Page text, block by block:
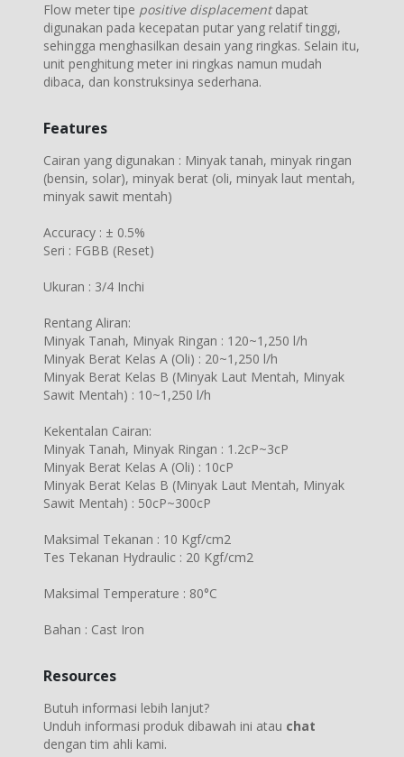
Flow meter tipe positive displacementdapat
digunakan pada kecepatan putar yang relatif tinggi,
sehingga menghasilkan desain yang ringkas. Selain itu,
unit penghitung meter ini ringkas namun mudah
dibaca, dan konstruksinya sederhana.
Features
Cairan yang digunakan : Minyak tanah, minyak ringan
(bensin, solar), minyak berat (oli, minyak laut mentah,
minyak sawit mentah)
Accuracy : ± 0.5%
Seri : FGBB (Reset)
Ukuran : 3/4 Inchi
Rentang Aliran:
Minyak Tanah, Minyak Ringan : 120~1,250 l/h
Minyak Berat Kelas A (Oli) : 20~1,250 l/h
Minyak Berat Kelas B (Minyak Laut Mentah, Minyak
Sawit Mentah) : 10~1,250 l/h
Kekentalan Cairan:
Minyak Tanah, Minyak Ringan : 1.2cP~3cP
Minyak Berat Kelas A (Oli) : 10cP
Minyak Berat Kelas B (Minyak Laut Mentah, Minyak
Sawit Mentah) : 50cP~300cP
Maksimal Tekanan : 10 Kgf/cm2
Tes Tekanan Hydraulic : 20 Kgf/cm2
Maksimal Temperature : 80°C
Bahan : Cast Iron
Resources
Butuh informasi lebih lanjut?
Unduh informasi produk dibawah ini atau chat
dengan tim ahli kami.